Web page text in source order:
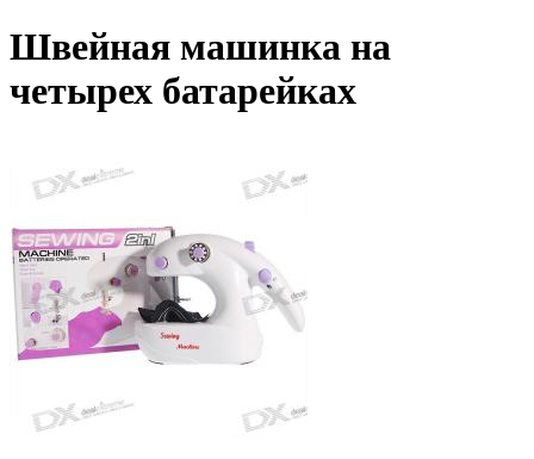
Швейная машинка на
четырех батарейках